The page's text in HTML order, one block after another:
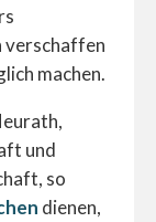
verschaffen
machen.
und
so
dienen,